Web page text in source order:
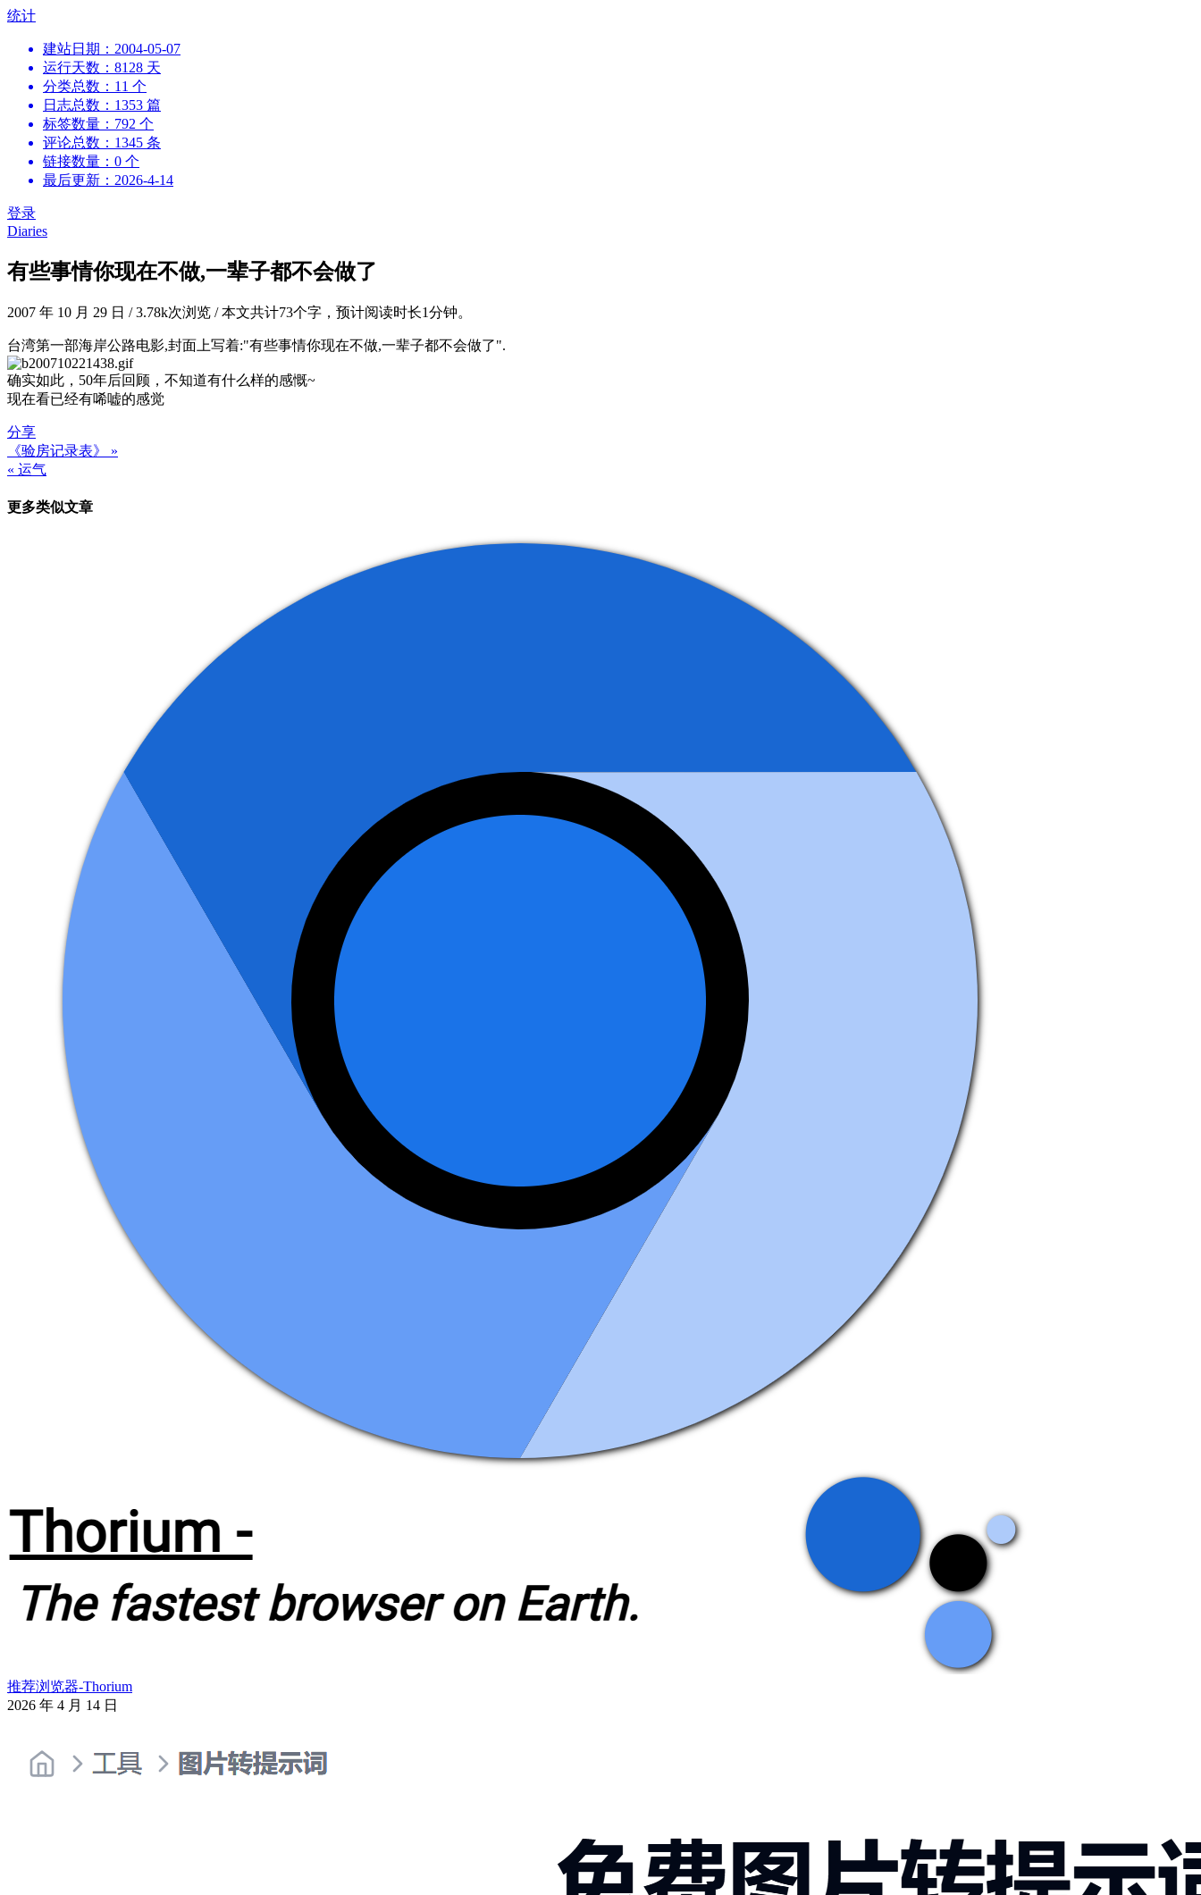
跳
统计
建站日期：2004-05-07
运行天数：8128 天
分类总数：11 个
日志总数：1353 篇
标签数量：792 个
评论总数：1345 条
链接数量：0 个
最后更新：2026-4-14
登录
Diaries
有些事情你现在不做,一辈子都不会做了
2007 年 10 月 29 日 /3.78k次浏览 /本文共计73个字，预计阅读时长1分钟。
台湾第一部海岸公路电影,封面上写着:"有些事情你现在不做,一辈子都不会做了".
确实如此，50年后回顾，不知道有什么样的感慨~
现在看已经有唏嘘的感觉
分享
文
章
导
《验房记录表》 »
« 运气
更多类似文章
推荐浏览器-Thorium
2026 年 4 月 14 日